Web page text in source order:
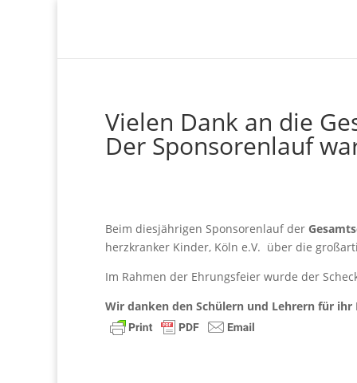
Vielen Dank an die
Der Sponsorenlauf
Beim diesjährigen Sponsorenlauf der
herzkranker Kinder, Köln e.V. über die
Im Rahmen der Ehrungsfeier wurde der
Wir danken den Schülern und Lehrern für